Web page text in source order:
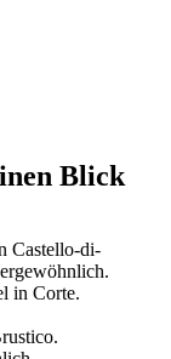
Blick
Castello-di-
in Corte.